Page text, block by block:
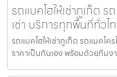
รถแบคโฮให้เช่าภูเก็ต
เช่า บริการทุกพื้นที่ทั่วไ
รถแบคโฮให้เช่าภูเก็ต รถแมคโค
ราคาเป็นกันเอง พร้อมด้วยทีม